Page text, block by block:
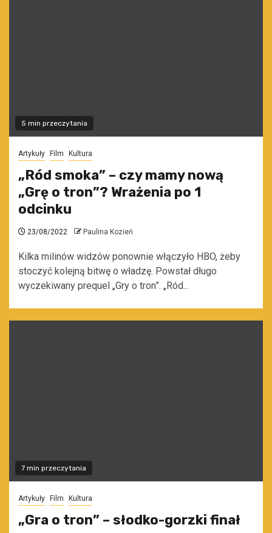
5 min przeczytania
Artykuły Film Kultura
„Ród smoka” – czy mamy nową
„Grę o tron”? Wrażenia po 1
odcinku
23/08/2022 Paulina Kozień
Kilka milinów widzów ponownie włączyło HBO, żeby
stoczyć kolejną bitwę o władzę. Powstał długo
wyczekiwany prequel „Gry o tron”. „Ród...
7 min przeczytania
Artykuły Film Kultura
„Gra o tron” – słodko-gorzki finał